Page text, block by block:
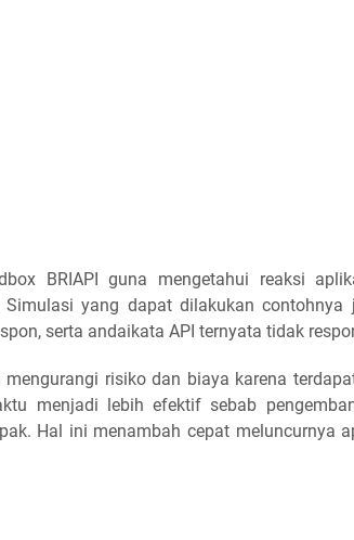
BRIAPI guna mengetahui reaksi
yang dapat dilakukan contohnya
serta andaikata API ternyata tidak
risiko dan biaya karena
menjadi lebih efektif sebab
Hal ini menambah cepat meluncurnya